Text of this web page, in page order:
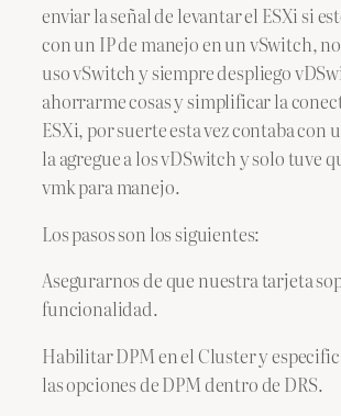
enviar la señal de levantar el ESXi si
con un IP de manejo en un vSwitch,
uso vSwitch y siempre despliego
ahorrarme cosas y simplificar la
ESXi, por suerte esta vez contaba con
la agregue a los vDSwitch y solo tuve
vmk para manejo.
Los pasos son los siguientes:
Asegurarnos de que nuestra tarjeta
funcionalidad.
Habilitar DPM en el Cluster y
las opciones de DPM dentro de DRS.